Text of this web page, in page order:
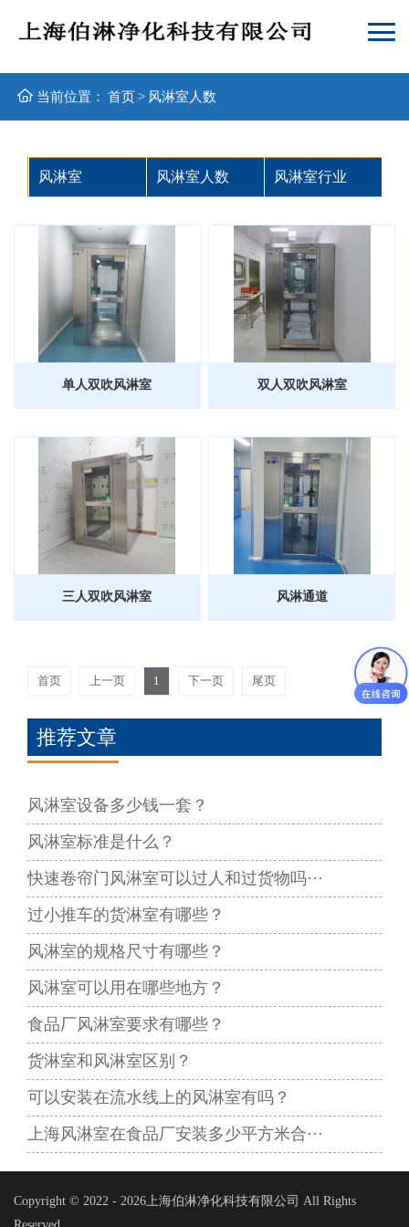
当前位置： 首页> 风淋室人数
风淋室 风淋室人数 风淋室行业
单人双吹风淋室 双人双吹风淋室
三人双吹风淋室 风淋通道
首页 上一页 1 下一页 尾页
推荐文章
风淋室设备多少钱一套？
风淋室标准是什么？
快速卷帘门风淋室可以过人和过货物吗···
过小推车的货淋室有哪些？
风淋室的规格尺寸有哪些？
风淋室可以用在哪些地方？
食品厂风淋室要求有哪些？
货淋室和风淋室区别？
可以安装在流水线上的风淋室有吗？
上海风淋室在食品厂安装多少平方米合···
Copyright © 2022 - 2026上海伯淋净化科技有限公司 All Rights